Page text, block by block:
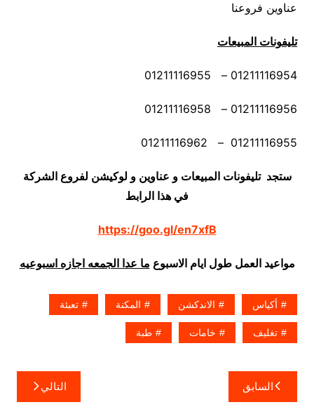
عناوين فروعنا
تليفونات المبيعات
01211116954 – 01211116955
01211116956 – 01211116958
01211116955 – 01211116962
ستجد تليفونات المبيعات و عناوين و لوكيشن لفروع الشركة
في هذا الرابط
https://goo.gl/en7xfB
مواعيد العمل طول ايام الاسبوع ما عدا الجمعه اجازه اسبوعيه
أكياس الاندكشن المكنة تعبئة
تغليف خامات طبة
تصفّح
المقالات
السابق التالي